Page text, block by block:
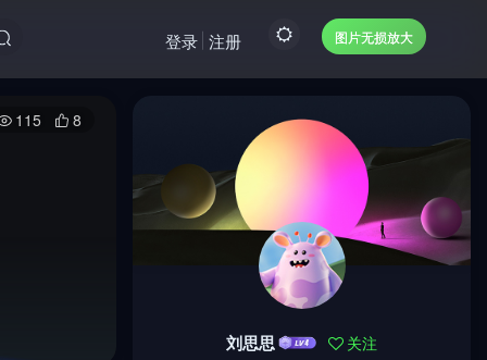
图片无损放大
登录 注册
115 8
刘思思 关注
刘思思 关注